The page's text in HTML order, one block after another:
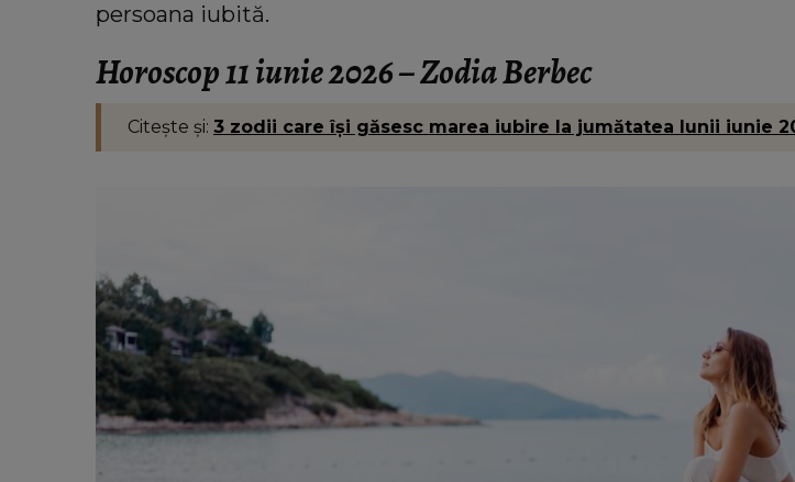
persoana iubită.
Horoscop 11 iunie 2026 – Zodia Berbec
Citește și: 3 zodii care își găsesc marea iubire la jumătatea lunii iunie